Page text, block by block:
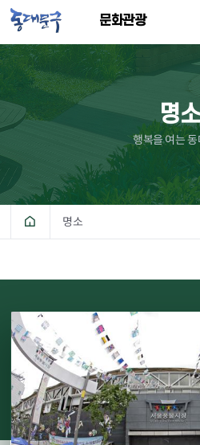
문화관광
명소
행복을 여는
명소